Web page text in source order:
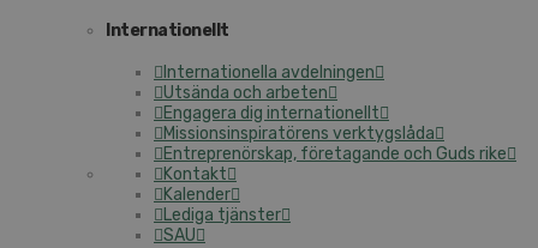
Internationellt
Internationella avdelningen
Utsända och arbeten
Engagera dig internationellt
Missionsinspiratörens verktygslåda
Entreprenörskap, företagande och Guds rike
Kontakt
Kalender
Lediga tjänster
SAU